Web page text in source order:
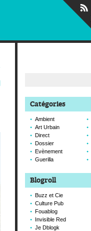
Catégories
Ambient
Art Urbain
Direct
Dossier
Evènement
Guerilla
Blogroll
Buzz et Cie
Culture Pub
Fouablog
Invisible Red
Je Dblogk